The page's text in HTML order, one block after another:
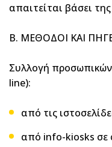
απαιτείται βάσει
Β. ΜΕΘΟΔΟΙ ΚΑΙ
Συλλογή
line):
από τις
από info-kiosks σε